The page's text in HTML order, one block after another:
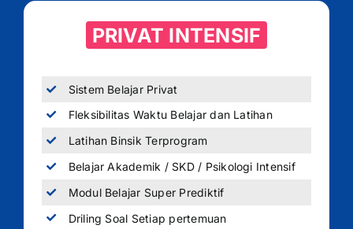
PRIVAT INTENSIF
Sistem Belajar Privat
Fleksibilitas Waktu Belajar dan Latihan
Latihan Binsik Terprogram
Belajar Akademik / SKD / Psikologi Intensif
Modul Belajar Super Prediktif
Driling Soal Setiap pertemuan